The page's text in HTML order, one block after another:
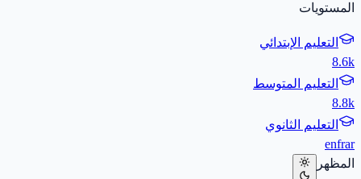
المستويات
التعليم الإبتدائي
8.6k
التعليم المتوسط
8.8k
التعليم الثانوي
enfrar
المظهر